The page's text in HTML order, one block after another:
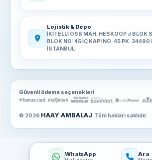
Lojistik & Depo
İKİTELLİ OSB MAH. HESKOOP J BLOK
BLOK NO: 45 İÇ KAPI NO: 45 PK: 34490
İSTANBUL
Güvenli ödeme seçenekleri
© 2026 HAAY AMBALAJ . Tüm hakları saklıdır.
WhatsApp Ara